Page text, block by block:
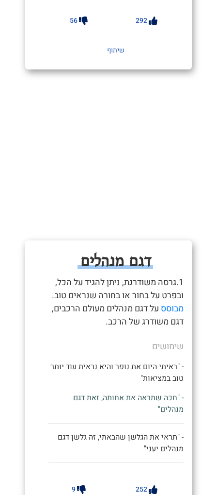
292
56
שיתוף
דגם מנהלים
1.גרסה משודרגת, ניתן להגיד על הכל,
ובפרט על בחור או בחורה שנראים טוב.
מבוסס על דגם מנהלים מעולם הרכבים,
דגם משודרג של הרכב.
שימושים
- "ראיתי היום את נופר והיא נראית עוד יותר
טוב במציאות"
- "חכה שתראה את אחותה, זאת דגם
מנהלים"
- "תראי את הגלשן שהבאתי, זה גלשן דגם
מנהלים יעני"
252
9